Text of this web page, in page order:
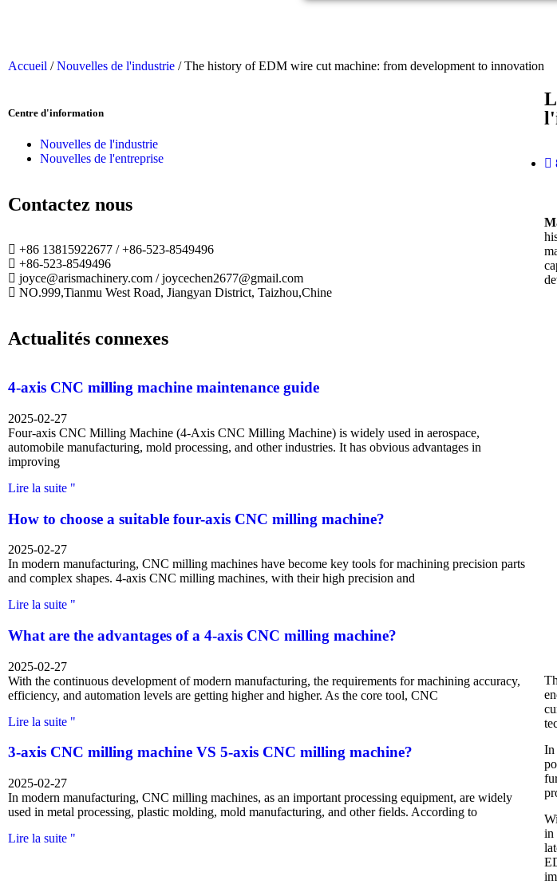
Accueil /Nouvelles de l'industrie / The history of EDM wire cut machine: from development to innovation
Centre d'information
Nouvelles de l'industrie
Nouvelles de l'entreprise
Contactez nous
+86 13815922677 / +86-523-8549496
+86-523-8549496
joyce@arismachinery.com / joycechen2677@gmail.com
NO.999,Tianmu West Road, Jiangyan District, Taizhou,Chine
Actualités connexes
4-axis CNC milling machine maintenance guide
2025-02-27
Four-axis CNC Milling Machine (4-Axis CNC Milling Machine) is widely used in aerospace,
automobile manufacturing, mold processing, and other industries. It has obvious advantages in
improving
Lire la suite "
How to choose a suitable four-axis CNC milling machine?
2025-02-27
In modern manufacturing, CNC milling machines have become key tools for machining precision parts
and complex shapes. 4-axis CNC milling machines, with their high precision and
Lire la suite "
What are the advantages of a 4-axis CNC milling machine?
2025-02-27
With the continuous development of modern manufacturing, the requirements for machining accuracy,
efficiency, and automation levels are getting higher and higher. As the core tool, CNC
Lire la suite "
3-axis CNC milling machine VS 5-axis CNC milling machine?
2025-02-27
In modern manufacturing, CNC milling machines, as an important processing equipment, are widely
used in metal processing, plastic molding, mold manufacturing, and other fields. According to
Lire la suite "
In
in